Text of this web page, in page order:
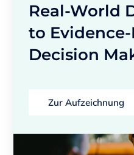
Real-World
to Evidence-
Decision
Zur Aufzeichnung